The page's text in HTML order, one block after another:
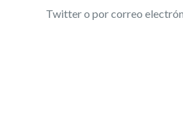
Twitter o por correo